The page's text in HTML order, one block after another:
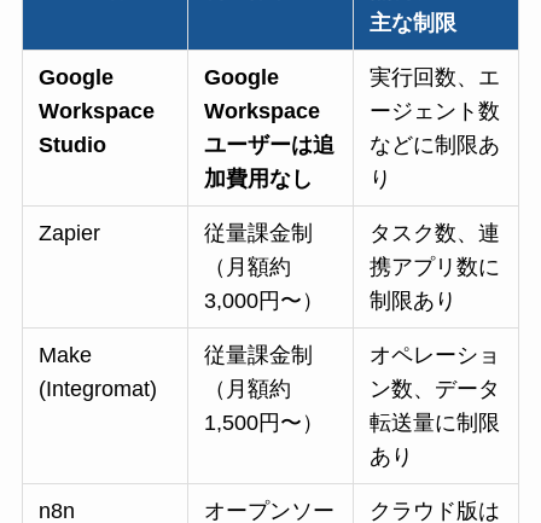
主な制限
Google
Workspace
Studio
Google
Workspace
ユーザーは追
加費用なし
実行回数、エ
ージェント数
などに制限あ
り
Zapier
従量課金制
（月額約
3,000円〜）
タスク数、連
携アプリ数に
制限あり
Make
(Integromat)
従量課金制
（月額約
1,500円〜）
オペレーショ
ン数、データ
転送量に制限
あり
n8n
オープンソー
クラウド版は